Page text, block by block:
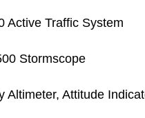
Active Traffic System
Stormscope
Altimeter, Attitude